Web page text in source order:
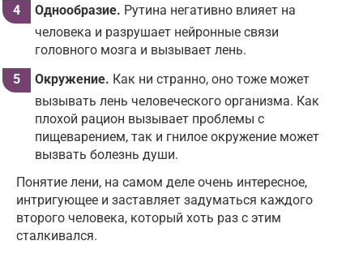
Однообразие. Рутина негативно влияет на
человека и разрушает нейронные связи
головного мозга и вызывает лень.
Окружение. Как ни странно, оно тоже может
вызывать лень человеческого организма. Как
плохой рацион вызывает проблемы с
пищеварением, так и гнилое окружение может
вызвать болезнь души.
Понятие лени, на самом деле очень интересное,
интригующее и заставляет задуматься каждого
второго человека, который хоть раз с этим
сталкивался.